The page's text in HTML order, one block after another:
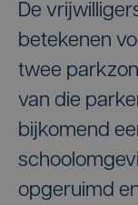
De
betekenen
twee
van die
bijkomend
opgeruimd